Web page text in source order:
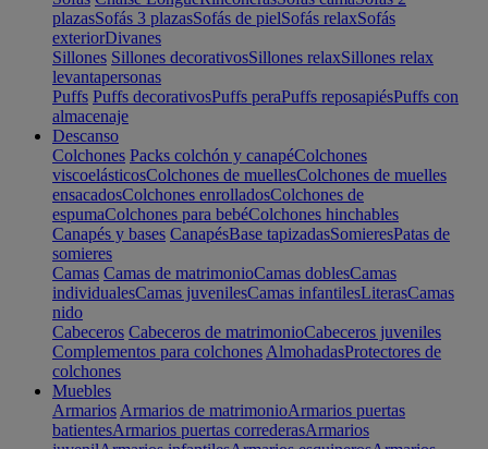
plazasSofás 3 plazasSofás de pielSofás relaxSofás
exteriorDivanes
Sillones Sillones decorativosSillones relaxSillones relax
levantapersonas
Puffs Puffs decorativosPuffs peraPuffs reposapiésPuffs con
almacenaje
Descanso
Colchones Packs colchón y canapéColchones
viscoelásticosColchones de muellesColchones de muelles
ensacadosColchones enrolladosColchones de
espumaColchones para bebéColchones hinchables
Canapés y bases CanapésBase tapizadasSomieresPatas de
somieres
Camas Camas de matrimonioCamas doblesCamas
individualesCamas juvenilesCamas infantilesLiterasCamas
nido
Cabeceros Cabeceros de matrimonioCabeceros juveniles
Complementos para colchones AlmohadasProtectores de
colchones
Muebles
Armarios Armarios de matrimonioArmarios puertas
batientesArmarios puertas correderasArmarios